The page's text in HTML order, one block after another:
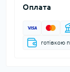
Оплата
готівкою